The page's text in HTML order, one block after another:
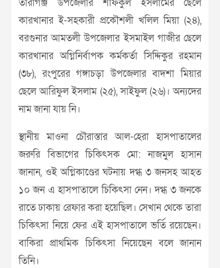
তারাগঞ্জ উপজেলার শফিকুল ইসলামের ছেলে
কারখানার ই-সহকারী প্রকৌশলী খলিল মিয়া (২৪),
বরগুনার আমতলী উপজেলার ইসমাইল গাজীর ছেলে
কারখানার অগ্নিনির্বাপক কর্মকর্তা সিদ্দিকুর রহমান
(৩৮), রংপুরের গঙ্গাচড়া উপজেলার বাদশা মিয়ার
ছেলে আরিফুল ইসলাম (২৫), সাইফুল (২৬)। অন্যদের
নাম জানা যায় নি।
স্থানীয় মাওনা চৌরাস্তার আল-হেরা হাসপাতালের
জরুরি বিভাগের চিকিৎসক মো: নাজমুল হাসান
জানান, ওই অগ্নিকাণ্ডের ঘটনায় দগ্ধ ৩ জনসহ আহত
১০ জন এ হাসপাতালে চিকিৎসা নেন। দগ্ধ ৩ জনকে
রাতে ঢাকায় রেফার করা হয়েছিল। সেখান থেকে তারা
চিকিৎসা নিয়ে ফের এই হাসপাতালে ভর্তি রয়েছেন।
বাকিরা প্রাথমিক চিকিৎসা নিয়েছেন বলে জানান
তিনি।